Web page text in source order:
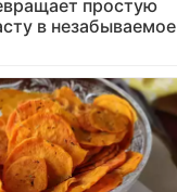
простую
в незабываемое